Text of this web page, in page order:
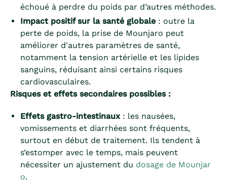
échoué à perdre du poids par d’autres méthodes.
Impact positif sur la santé globale : outre la
perte de poids, la prise de Mounjaro peut
améliorer d'autres paramètres de santé,
notamment la tension artérielle et les lipides
sanguins, réduisant ainsi certains risques
cardiovasculaires.
Risques et effets secondaires possibles :
Effets gastro-intestinaux: les nausées,
vomissements et diarrhées sont fréquents,
surtout en début de traitement. Ils tendent à
s’estomper avec le temps, mais peuvent
nécessiter un ajustement du dosage de Mounjar
o.